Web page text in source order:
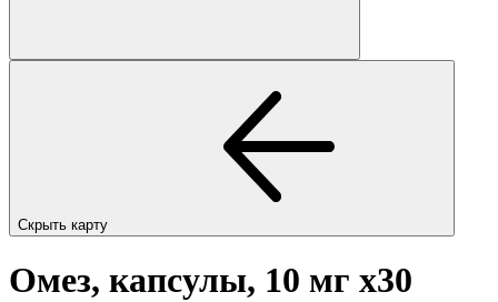
Скрыть карту
Омез, капсулы, 10 мг x30